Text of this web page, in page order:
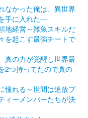
なかった俺は、異世界
手に入れた―
地経営～雑魚スキルだ
を起こす最強チートで
真の力が覚醒し世界最
2つ持ってたので真の
憧れる～世間は追放ブ
ィーメンバーたちが決